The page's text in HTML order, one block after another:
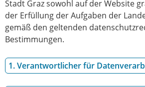
Stadt Graz sowohl auf der Website
der Erfüllung der Aufgaben der
gemäß den geltenden
Bestimmungen.
1. Verantwortlicher für